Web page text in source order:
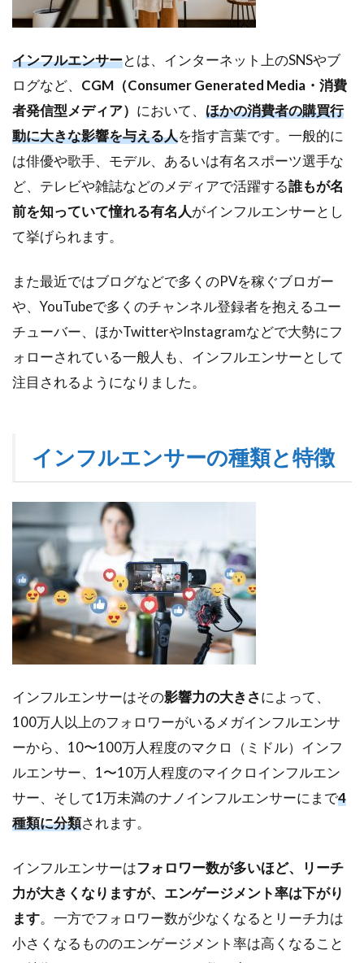
サ
ー
種
類
と
特
3
ン
フ
ル
エ
サ
マ
ー
テ
ィ
4
イン
フル
エン
サー
マー
ケテ
ィン
か？
5
イ
フ
ル
ン
サ
ー
ケ
ィ
ン
インフルエンサーとは、インターネット上のSNSやブ
ログなど、 CGM（Consumer Generated Media・消費
者発信型メディア） において、 ほかの消費者の購買行
動に大きな影響を与える人を指す言葉です。一般的に
は俳優や歌手、モデル、あるいは有名スポーツ選手な
ど、テレビや雑誌などのメディアで活躍する誰もが名
前を知っていて憧れる有名人がインフルエンサーとし
て挙げられます。
また最近ではブログなどで多くのPVを稼ぐブロガー
や、YouTubeで多くのチャンネル登録者を抱えるユー
チューバー、ほかTwitterやInstagramなどで大勢にフ
ォローされている一般人も、インフルエンサーとして
注目されるようになりました。
インフルエンサーの種類と特徴
インフルエンサーはその影響力の大きさによって、
100万人以上のフォロワーがいるメガインフルエンサ
ーから、10〜100万人程度のマクロ（ミドル）インフ
ルエンサー、1〜10万人程度のマイクロインフルエン
サー、そして1万未満のナノインフルエンサーにまで4
種類に分類されます。
インフルエンサーはフォロワー数が多いほど、リーチ
力が大きくなりますが、エンゲージメント率は下がり
ます。一方でフォロワー数が少なくなるとリーチ力は
小さくなるもののエンゲージメント率は高くなること